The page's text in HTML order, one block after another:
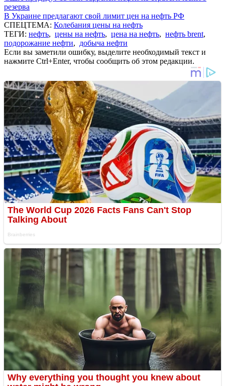
резерва
В Украине предлагают свой лимит цен на нефть РФ
СПЕЦТЕМА: Колебания цены на нефть
ТЕГИ: нефть, цены на нефть, цена на нефть, нефть brent,
подорожание нефти, добыча нефти
Если вы заметили ошибку, выделите необходимый текст и
нажмите Ctrl+Enter, чтобы сообщить об этом редакции.